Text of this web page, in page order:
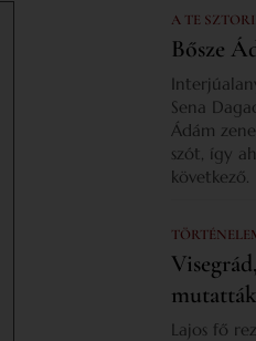
A TE
Bősze
Sena
Ádám
szót, így
következő.
Lajos fő